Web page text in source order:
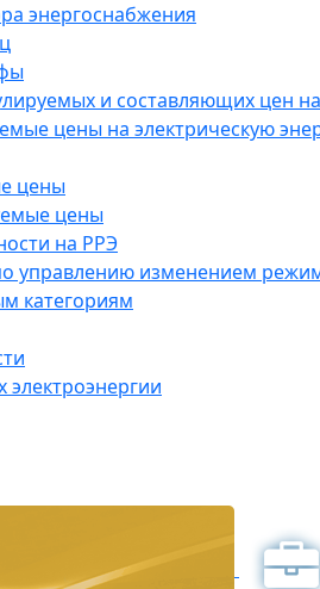
энергоснабжения
и составляющих цен
цены на электрическую
цены
цены
на РРЭ
управлению изменением
категориям